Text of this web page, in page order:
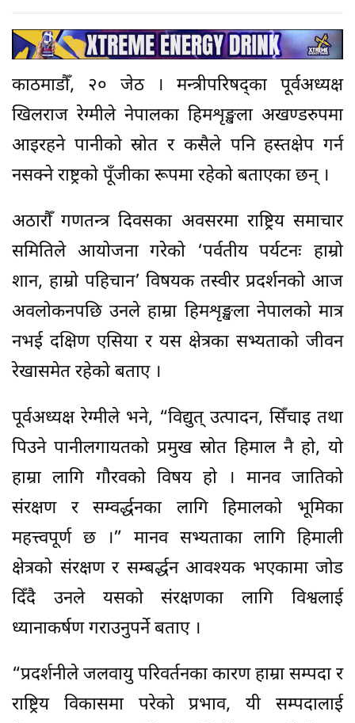
काठमाडौँ, २० जेठ । मन्त्रीपरिषद्का पूर्वअध्यक्ष
खिलराज रेग्मीले नेपालका हिमशृङ्खला अखण्डरुपमा
आइरहने पानीको स्रोत र कसैले पनि हस्तक्षेप गर्न
नसक्ने राष्ट्रको पूँजीका रूपमा रहेको बताएका छन् ।
अठारौँ गणतन्त्र दिवसका अवसरमा राष्ट्रिय समाचार
समितिले आयोजना गरेको ‘पर्वतीय पर्यटनः हाम्रो
शान, हाम्रो पहिचान’ विषयक तस्वीर प्रदर्शनको आज
अवलोकनपछि उनले हाम्रा हिमशृङ्खला नेपालको मात्र
नभई दक्षिण एसिया र यस क्षेत्रका सभ्यताको जीवन
रेखासमेत रहेको बताए ।
पूर्वअध्यक्ष रेग्मीले भने, “विद्युत् उत्पादन, सिँचाइ तथा
पिउने पानीलगायतको प्रमुख स्रोत हिमाल नै हो, यो
हाम्रा लागि गौरवको विषय हो । मानव जातिको
संरक्षण र सम्वर्द्धनका लागि हिमालको भूमिका
महत्त्वपूर्ण छ ।” मानव सभ्यताका लागि हिमाली
क्षेत्रको संरक्षण र सम्बर्द्धन आवश्यक भएकामा जोड
दिँदै उनले यसको संरक्षणका लागि विश्वलाई
ध्यानाकर्षण गराउनुपर्ने बताए ।
“प्रदर्शनीले जलवायु परिवर्तनका कारण हाम्रा सम्पदा र
राष्ट्रिय विकासमा परेको प्रभाव, यी सम्पदालाई